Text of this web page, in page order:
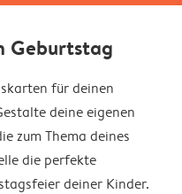
Geburtstag
für deinen
deine eigenen
zum Thema deines
die perfekte
deiner Kinder.